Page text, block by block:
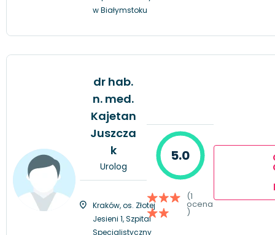
w Białymstoku
dr hab.
n. med.
Kajetan
Juszcza
k
Urolog
Kraków, os. Złotej
Jesieni 1, Szpital
Specjalistyczny
5.0
(1
ocena
)